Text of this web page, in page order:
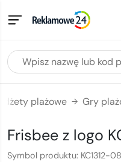
plażowe → Gry
Frisbee z logo
Symbol produktu: KC1312-08